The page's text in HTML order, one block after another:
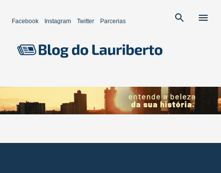
Facebook Instagram Twitter Parcerias